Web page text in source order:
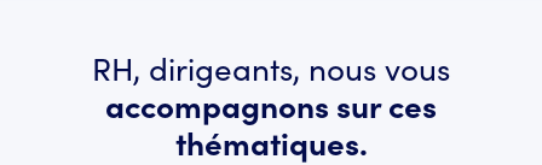
RH, dirigeants, nous vous
accompagnons sur ces
thématiques.